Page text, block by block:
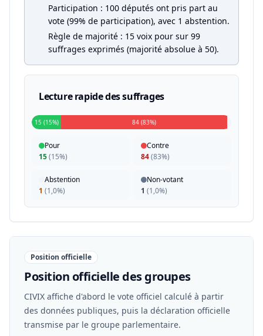
Participation : 100 députés ont pris part au
vote (99% de participation), avec 1 abstention.
Règle de majorité : 15 voix pour sur 99
suffrages exprimés (majorité absolue à 50).
Lecture rapide des suffrages
15 (15%) 84 (83%)
Pour
15(15%)
Contre
84(83%)
Abstention
1 (1,0%)
Non-votant
1 (1,0%)
Position officielle
Position officielle des groupes
CIVIX affiche d'abord le vote officiel calculé à partir
des données publiques, puis la déclaration officielle
transmise par le groupe parlementaire.